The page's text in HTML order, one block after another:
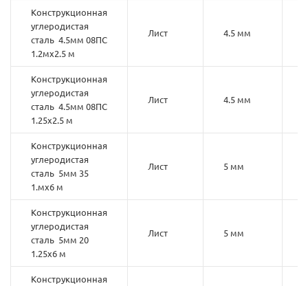
Конструкционная
углеродистая
сталь 4.5мм 08ПС
1.2мх2.5 м
Лист 4.5 мм
Конструкционная
углеродистая
сталь 4.5мм 08ПС
1.25х2.5 м
Лист 4.5 мм
Конструкционная
углеродистая
сталь 5мм 35
1.мх6 м
Лист 5 мм
Конструкционная
углеродистая
сталь 5мм 20
1.25х6 м
Лист 5 мм
Конструкционная